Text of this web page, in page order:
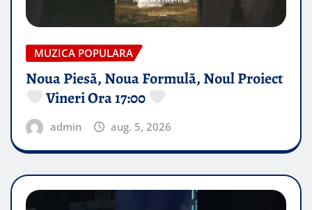
MUZICA POPULARA
Noua Piesă, Noua Formulă, Noul Proiect
Vineri Ora 17:00
admin aug. 5, 2026